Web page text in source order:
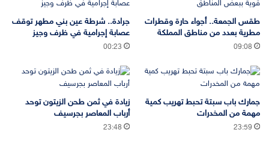
طقس الجمعة.. أجواء حارة وقطرات
مطرية بعدد من مناطق المملكة
09:08
جرادة.. شرطة عين بني مطهر توقف
عصابة إجرامية في ظرف وجيز
00:23
جمارك باب سبتة تحبط تهريب كمية
مهمة من المخدرات
23:59
زيادة في ثمن طحن الزيتون توحد
أرباب المعاصر بجرسيف
23:48